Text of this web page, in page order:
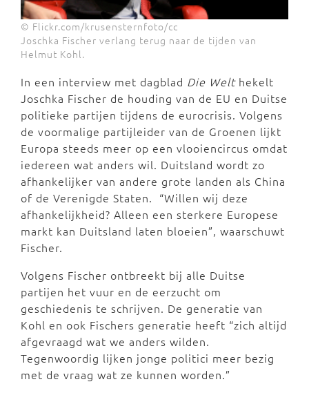
© Flickr.com/krusensternfoto/cc
Joschka Fischer verlang terug naar de tijden van
Helmut Kohl.
In een interview met dagblad Die Welthekelt
Joschka Fischer de houding van de EU en Duitse
politieke partijen tijdens de eurocrisis. Volgens
de voormalige partijleider van de Groenen lijkt
Europa steeds meer op een vlooiencircus omdat
iedereen wat anders wil. Duitsland wordt zo
afhankelijker van andere grote landen als China
of de Verenigde Staten. “Willen wij deze
afhankelijkheid? Alleen een sterkere Europese
markt kan Duitsland laten bloeien”, waarschuwt
Fischer.
Volgens Fischer ontbreekt bij alle Duitse
partijen het vuur en de eerzucht om
geschiedenis te schrijven. De generatie van
Kohl en ook Fischers generatie heeft “zich altijd
afgevraagd wat we anders wilden.
Tegenwoordig lijken jonge politici meer bezig
met de vraag wat ze kunnen worden.”